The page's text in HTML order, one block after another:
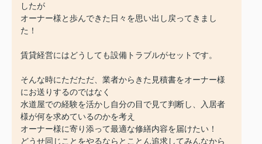
したが
オーナー様と歩んできた日々を思い出し戻ってきまし
た！
賃貸経営にはどうしても設備トラブルがセットです。
そんな時にただただ、業者からきた見積書をオーナー様
にお送りするのではなく
水道屋での経験を活かし自分の目で見て判断し、入居者
様が何を求めているのかを考え
オーナー様に寄り添って最適な修繕内容を届けたい！
どうせ同じことをやるならとことん追求してみんなから